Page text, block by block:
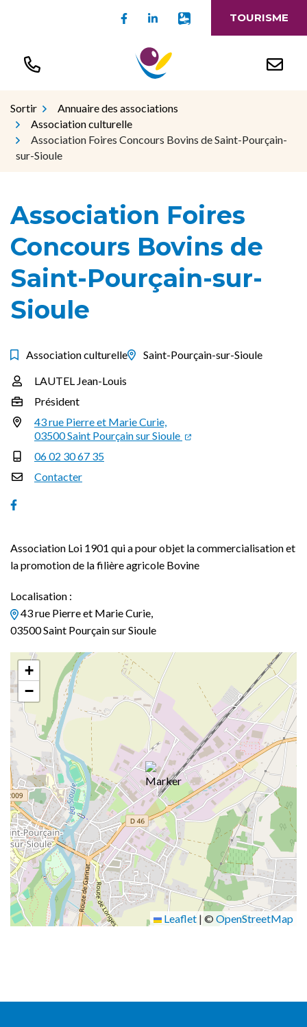
Lien vers le compte Facebook
Lien vers le compte
Lien vers l'appli
TOURISME
Sortir
Annuaire des associations
Association culturelle
Association Foires Concours Bovins de Saint-Pourçain-
sur-Sioule
Association Foires
Concours Bovins de
Saint-Pourçain-sur-
Sioule
Association culturelle Saint-Pourçain-sur-Sioule
Infos utiles
LAUTEL Jean-Louis
Président
43 rue Pierre et Marie Curie,
03500 Saint Pourçain sur Sioule
06 02 30 67 35
Contacter
Facebook
Association Loi 1901 qui a pour objet la commercialisation et
la promotion de la filière agricole Bovine
Localisation :
43 rue Pierre et Marie Curie,
03500 Saint Pourçain sur Sioule
+
−
Leaflet | © OpenStreetMap